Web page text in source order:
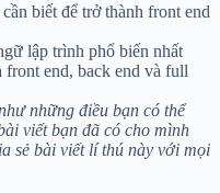
biết để trở thành front end
lập trình phổ biến nhất
front end, back end và full
những điều bạn có thể
viết bạn đã có cho mình
sẻ bài viết lí thú này với mọi